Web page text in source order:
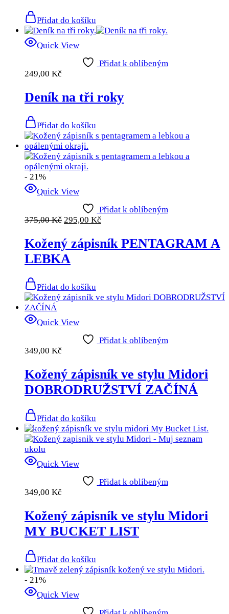
Přidat do košíku
Quick View
Přidat k oblíbeným
249,00 Kč
Deník na tři roky
Přidat do košíku
- 21%
Quick View
Přidat k oblíbeným
375,00Kč 295,00 Kč
Kožený zápisník PENTAGRAM A
LEBKA
Přidat do košíku
Quick View
Přidat k oblíbeným
349,00 Kč
Kožený zápisník ve stylu Midori
DOBRODRUŽSTVÍ ZAČÍNÁ
Přidat do košíku
Quick View
Přidat k oblíbeným
349,00 Kč
Kožený zápisník ve stylu Midori
MY BUCKET LIST
Přidat do košíku
- 21%
Quick View